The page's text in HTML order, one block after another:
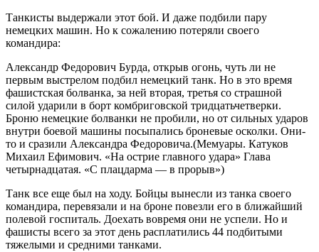
Танкисты выдержали этот бой. И даже подбили пару
немецких машин. Но к сожалению потеряли своего
командира:
Александр Федорович Бурда, открыв огонь, чуть ли не
первым выстрелом подбил немецкий танк. Но в это время
фашистская болванка, за ней вторая, третья со страшной
силой ударили в борт комбриговской тридцатьчетверки.
Броню немецкие болванки не пробили, но от сильных ударов
внутри боевой машины посыпались броневые осколки. Они-
то и сразили Александра Федоровича.(Мемуары. Катуков
Михаил Ефимович. «На острие главного удара» Глава
четырнадцатая. «С плацдарма — в прорыв»)
Танк все еще был на ходу. Бойцы вынесли из танка своего
командира, перевязали и на броне повезли его в ближайший
полевой госпиталь. Доехать вовремя они не успели. Но и
фашисты всего за этот день расплатились 44 подбитыми
тяжелыми и средними танками.